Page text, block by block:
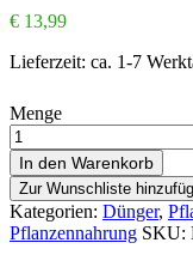
€ 13,99
Lieferzeit: ca. 1-7
Menge
In den Warenkorb
Zur Wunschliste
Kategorien: Dünger,
Pflanzennahrung SKU: